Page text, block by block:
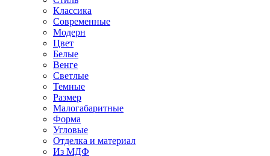
Классика
Современные
Модерн
Цвет
Белые
Венге
Светлые
Темные
Размер
Малогабаритные
Форма
Угловые
Отделка и материал
Из МДФ